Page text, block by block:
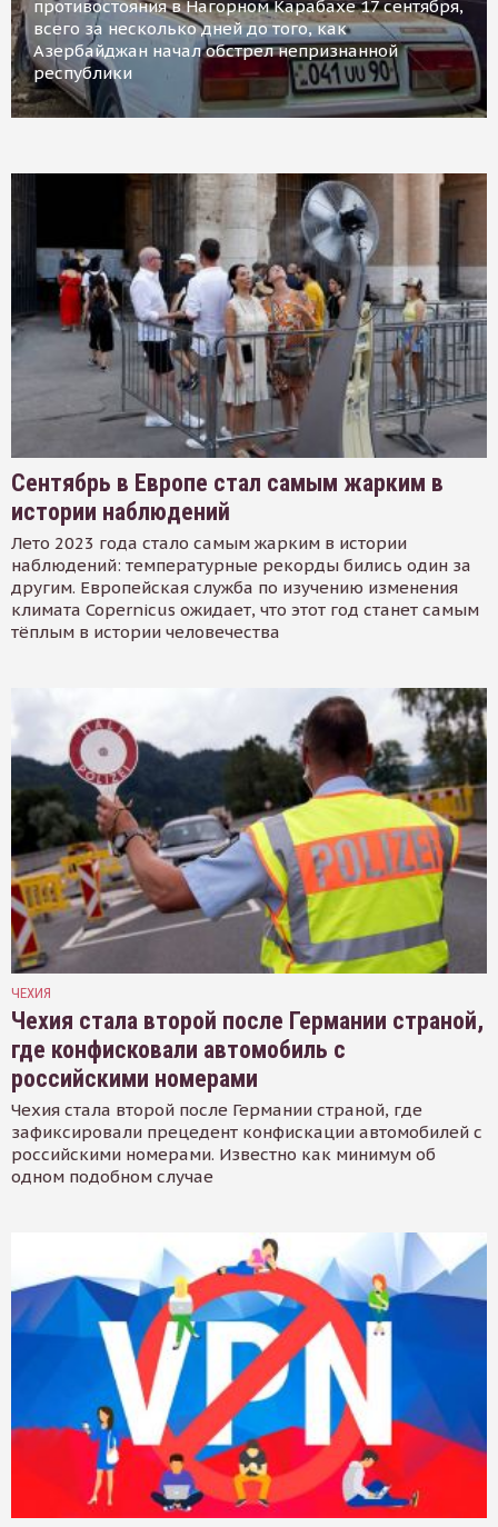
противостояния в Нагорном Карабахе 17 сентября,
всего за несколько дней до того, как
Азербайджан начал обстрел непризнанной
республики
Сентябрь в Европе стал самым жарким в
истории наблюдений
Лето 2023 года стало самым жарким в истории
наблюдений: температурные рекорды бились один за
другим. Европейская служба по изучению изменения
климата Copernicus ожидает, что этот год станет самым
тёплым в истории человечества
ЧЕХИЯ
Чехия стала второй после Германии страной,
где конфисковали автомобиль с
российскими номерами
Чехия стала второй после Германии страной, где
зафиксировали прецедент конфискации автомобилей с
российскими номерами. Известно как минимум об
одном подобном случае